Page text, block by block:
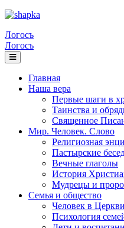
Логосъ
Логосъ
Главная
Наша вера
Первые шаги в
Таинства и
Священное
Мир. Человек. Слово
Религиозная
Пастырские
Вечные глаголы
История
Мудрецы и
Семья и общество
Человек в Церкви
Психология